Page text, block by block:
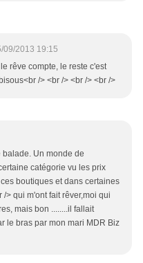
09/2013 19:15
rêve compte, le reste c'est
/> <br /> <br /> <br />
Un monde de
catégorie vu les prix
boutiques et dans certaines
> qui m'ont fait rêver,moi qui
mais bon ........il fallait
le bras par mon mari MDR Biz